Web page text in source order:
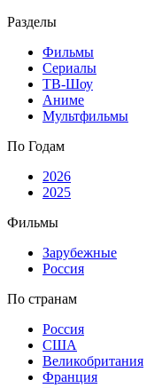
Разделы
Фильмы
Сериалы
ТВ-Шоу
Аниме
Мультфильмы
По Годам
2026
2025
Фильмы
Зарубежные
Россия
По странам
Россия
США
Великобритания
Франция